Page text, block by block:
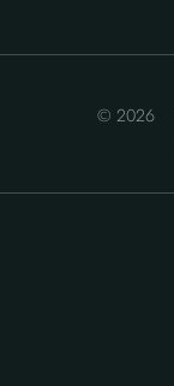
© 2026